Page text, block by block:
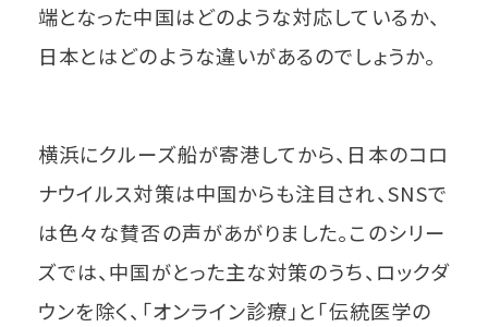
端となった中国はどのような対応しているか、
日本とはどのような違いがあるのでしょうか。
横浜にクルーズ船が寄港してから、日本のコロ
ナウイルス対策は中国からも注目され、SNSで
は色々な賛否の声があがりました。このシリー
ズでは、中国がとった主な対策のうち、ロックダ
ウンを除く、「オンライン診療」と「伝統医学の